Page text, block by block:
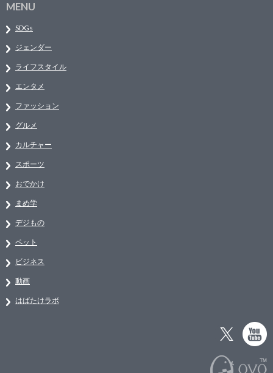
MENU
SDGs
ジェンダー
ライフスタイル
エンタメ
ファッション
グルメ
カルチャー
スポーツ
おでかけ
まめ学
デジもの
ペット
ビジネス
動画
はばたけラボ